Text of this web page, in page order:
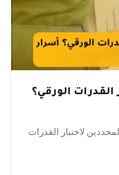
الورقي؟
لاختبار القدرات